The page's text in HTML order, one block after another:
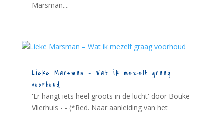
Marsman....
Lieke Marsman – Wat ik mezelf graag
voorhoud
'Er hangt iets heel groots in de lucht' door Bouke
Vlierhuis - - (*Red. Naar aanleiding van het